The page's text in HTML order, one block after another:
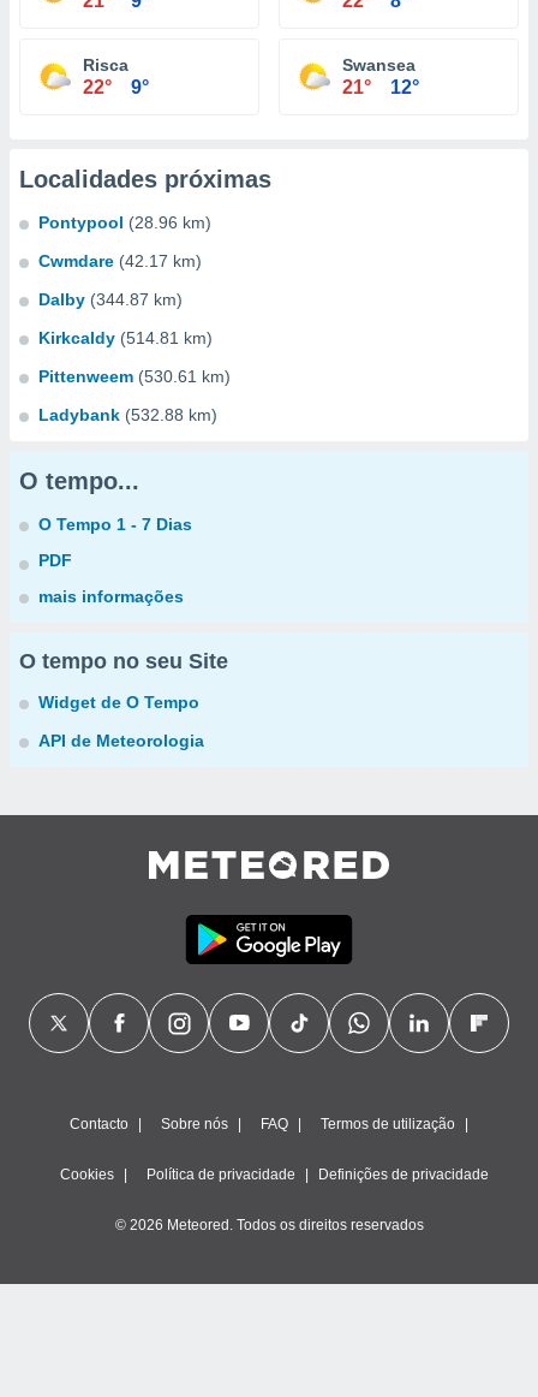
Risca
22° 9°
Swansea
21° 12°
Localidades próximas
Pontypool (28.96 km)
Cwmdare (42.17 km)
Dalby (344.87 km)
Kirkcaldy (514.81 km)
Pittenweem (530.61 km)
Ladybank (532.88 km)
O tempo...
O Tempo 1 - 7 Dias
PDF
mais informações
O tempo no seu Site
Widget de O Tempo
API de Meteorologia
Contacto Sobre nós FAQ Termos de utilização
Cookies Política de privacidade Definições de privacidade
© 2026 Meteored. Todos os direitos reservados